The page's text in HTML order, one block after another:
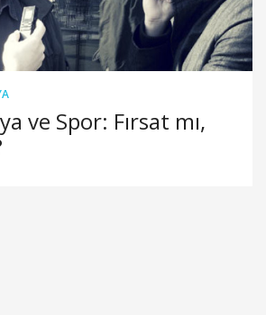
ve Spor: Fırsat mı,